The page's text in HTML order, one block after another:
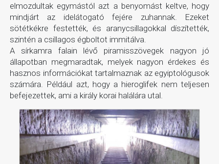
elmozdultak egymástól azt a benyomást keltve, hogy
mindjárt az idelátogató fejére zuhannak. Ezeket
sötétkékre festették, és aranycsillagokkal díszítették,
szintén a csillagos égboltot immitálva.
A sírkamra falain lévő piramisszövegek nagyon jó
állapotban megmaradtak, melyek nagyon érdekes és
hasznos információkat tartalmaznak az egyiptológusok
számára. Például azt, hogy a hieroglifek nem teljesen
befejezettek, ami a király korai halálára utal.